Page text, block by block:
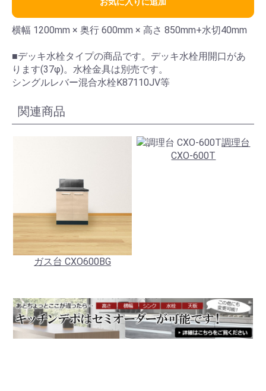
横幅 1200mm × 奥行 600mm × 高さ 850mm+水切40mm
■デッキ水栓タイプの商品です。デッキ水栓用開口があ
ります(37φ)。水栓金具は別売です。
シングルレバー混合水栓K87110JV等
関連商品
ガス台 CXO600BG
調理台
CXO-600T